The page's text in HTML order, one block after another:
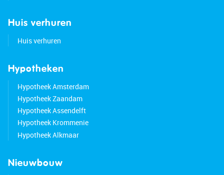
Huis verhuren
Huis verhuren
Hypotheken
Hypotheek Amsterdam
Hypotheek Zaandam
Hypotheek Assendelft
Hypotheek Krommenie
Hypotheek Alkmaar
Nieuwbouw